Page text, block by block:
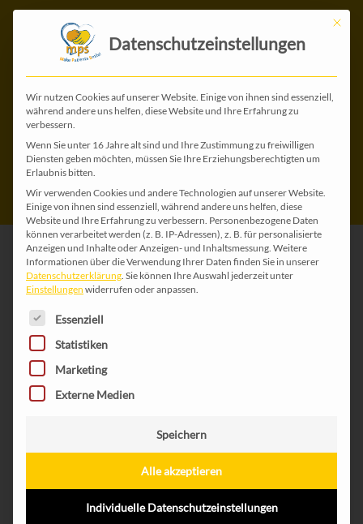
MPS
Erwachsenentreffen
2018
Mit
Datenschutzeinstellungen
Wir nutzen Cookies auf unserer Website. Einige von ihnen sind essenziell,
während andere uns helfen, diese Website und Ihre Erfahrung zu
verbessern.
Wenn Sie unter 16 Jahre alt sind und Ihre Zustimmung zu freiwilligen
Diensten geben möchten, müssen Sie Ihre Erziehungsberechtigten um
Erlaubnis bitten.
Wir verwenden Cookies und andere Technologien auf unserer Website.
Einige von ihnen sind essenziell, während andere uns helfen, diese
Website und Ihre Erfahrung zu verbessern. Personenbezogene Daten
können verarbeitet werden (z. B. IP-Adressen), z. B. für personalisierte
Anzeigen und Inhalte oder Anzeigen- und Inhaltsmessung. Weitere
Informationen über die Verwendung Ihrer Daten finden Sie in unserer
Datenschutzerklärung. Sie können Ihre Auswahl jederzeit unter
Einstellungenwiderrufen oder anpassen.
Es folgt eine Liste der Service-Gruppen, für
Essenziell
Statistiken
Marketing
Externe Medien
Speichern
Alle akzeptieren
Individuelle Datenschutzeinstellungen